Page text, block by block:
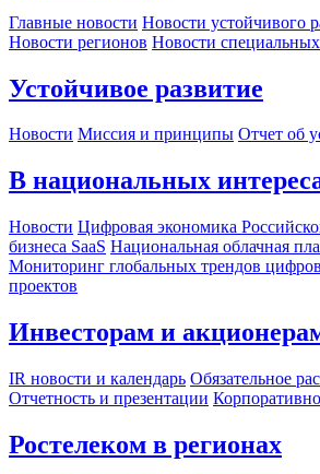
Главные новости Новости устойчивого
Новости регионов Новости
Устойчивое развитие
Новости Миссия и принципы Отчет об
В национальных
Новости Цифровая экономика
бизнеса SaaS Национальная облачная
Мониторинг глобальных трендов
проектов
Инвесторам и
IR новости и календарь Обязательное
Отчетность и презентации
Ростелеком в регионах